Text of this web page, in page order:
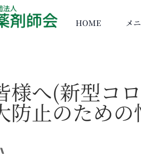
HOME メ
様へ(新型コ
防止のための
⑊